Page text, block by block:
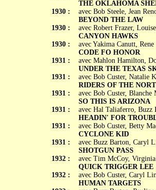
1930 :
1930 :
1930 :
1931 :
1931 :
1931 :
1931 :
1931 :
1931 :
1932 :
1932 :
THE OKLAHOMA
avec Bob Steele, Jean
BEYOND THE LAW
avec Robert Frazer,
CANYON HAWKS
avec Yakima Canutt,
CODE FO HONOR
avec Mahlon Hamilton,
UNDER THE TEXAS
avec Bob Custer, Natalie
RIDERS OF THE
avec Bob Custer,
SO THIS IS ARIZONA
avec Hal Taliaferro, Buzz
HEADIN' FOR
avec Bob Custer, Betty
CYCLONE KID
avec Buzz Barton, Caryl
SHOTGUN PASS
avec Tim McCoy,
QUICK TRIGGER LEE
avec Bob Custer, Caryl
HUMAN TARGETS